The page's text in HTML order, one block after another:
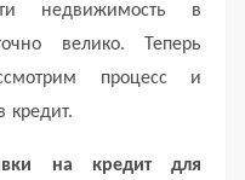
недвижимость в
велико.
Теперь
процесс и
кредит.
на кредит для